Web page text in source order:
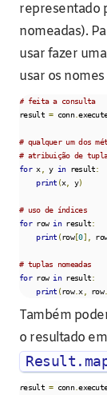
representado
nomeadas).
usar fazer
usar os
# feita a consulta
result = conn.
# qualquer um dos
# atribuição de
for x, y in result:
print (x, y)
# uso de índices
for row in result:
print (row[0],
# tuplas nomeadas
for row in result:
print (row.x, row
Também
o resultado
result = conn.